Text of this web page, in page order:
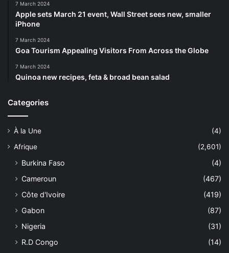
7 March 2024
Apple sets March 21 event, Wall Street sees new, smaller
iPhone
7 March 2024
Goa Tourism Appealing Visitors From Across the Globe
7 March 2024
Quinoa new recipes, feta & broad bean salad
Categories
À la Une
(4)
Afrique
(2,601)
Burkina Faso
(4)
Cameroun
(467)
Côte d'Ivoire
(419)
Gabon
(87)
Nigeria
(31)
R.D Congo
(14)